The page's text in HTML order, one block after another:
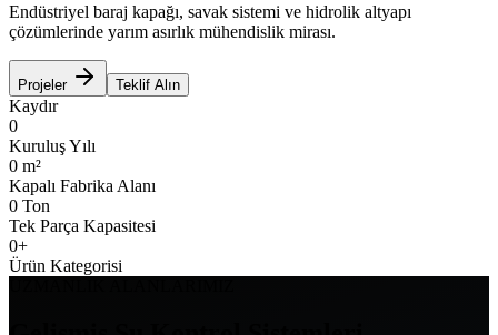
Endüstriyel baraj kapağı, savak sistemi ve hidrolik altyapı
çözümlerinde yarım asırlık mühendislik mirası.
Projeler Teklif Alın
Kaydır
0
Kuruluş Yılı
0 m²
Kapalı Fabrika Alanı
0 Ton
Tek Parça Kapasitesi
0+
Ürün Kategorisi